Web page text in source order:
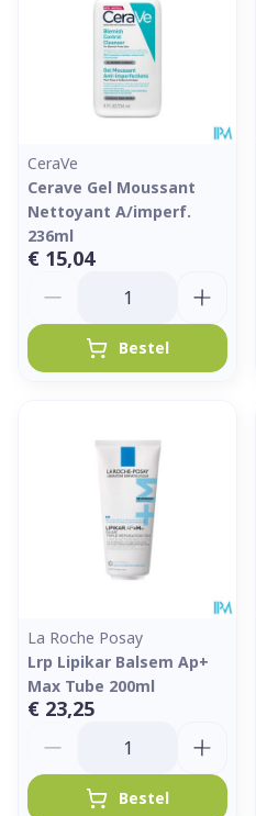
CeraVe
Cerave Gel Moussant
Nettoyant A/imperf.
236ml
€ 15,04
Bestel
La Roche Posay
Lrp Lipikar Balsem Ap+
Max Tube 200ml
€ 23,25
Bestel